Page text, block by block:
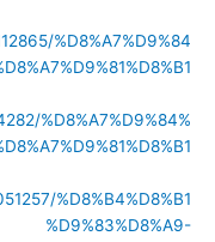
%D8%A7%D9%84
%D8%A7%D9%84%
%D8%B4%D8%B1
%D9%83%D8%A9-